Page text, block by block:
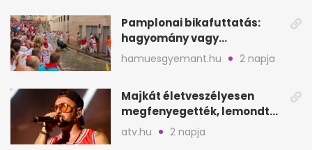
Pamplonai bikafuttatás:
hagyomány vagy
értelmetlen vérontás?
hamuesgyemant.hu 2 napja
Majkát életveszélyesen
megfenyegették, lemondta
a sepsiszentgyörgyi
atv.hu 2 napja